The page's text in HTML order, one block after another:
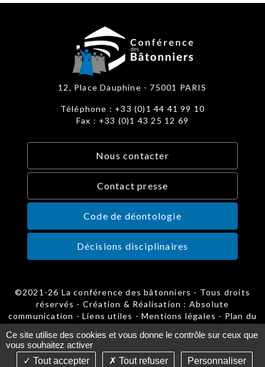
12, Place Dauphine - 75001 PARIS
Téléphone : +33 (0)1 44 41 99 10
Fax : +33 (0)1 43 25 12 69
Nous contacter
Contact presse
Code de déontologie
Décisions disciplinaires
©2021-26 La conférence des bâtonniers - Tous droits
réservés - Création & Réalisation : Absolute
communication - Liens utiles - Mentions légales - Plan du
Ce site utilise des cookies et vous donne le contrôle sur ceux que
vous souhaitez activer
Tout accepter
Tout refuser Personnaliser